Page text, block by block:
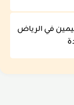
في الرياض